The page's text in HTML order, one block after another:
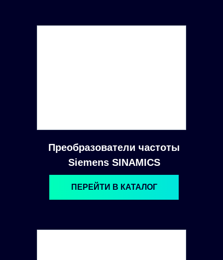
Преобразователи частоты
Siemens SINAMICS
ПЕРЕЙТИ В КАТАЛОГ